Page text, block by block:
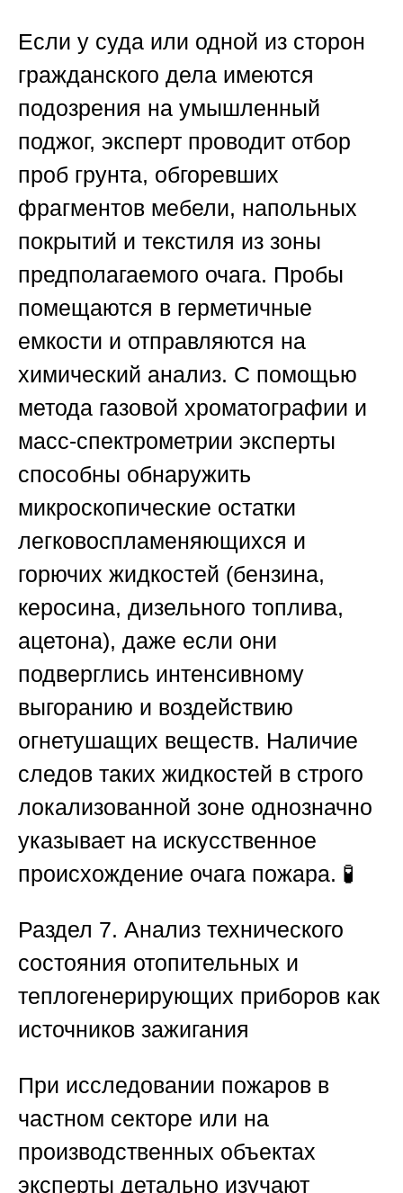
Если у суда или одной из сторон
гражданского дела имеются
подозрения на умышленный
поджог, эксперт проводит отбор
проб грунта, обгоревших
фрагментов мебели, напольных
покрытий и текстиля из зоны
предполагаемого очага. Пробы
помещаются в герметичные
емкости и отправляются на
химический анализ. С помощью
метода газовой хроматографии и
масс-спектрометрии эксперты
способны обнаружить
микроскопические остатки
легковоспламеняющихся и
горючих жидкостей (бензина,
керосина, дизельного топлива,
ацетона), даже если они
подверглись интенсивному
выгоранию и воздействию
огнетушащих веществ. Наличие
следов таких жидкостей в строго
локализованной зоне однозначно
указывает на искусственное
происхождение очага пожара. 🧪
Раздел 7. Анализ технического
состояния отопительных и
теплогенерирующих приборов как
источников зажигания
При исследовании пожаров в
частном секторе или на
производственных объектах
эксперты детально изучают